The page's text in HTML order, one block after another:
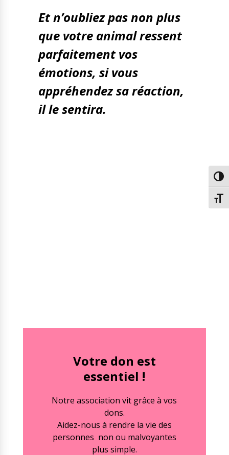
Et n’oubliez pas non plus
que votre animal ressent
parfaitement vos
émotions, si vous
appréhendez sa réaction,
il le sentira.
Votre don est
essentiel !
Notre association vit grâce à vos
dons.
Aidez-nous à rendre la vie des
personnes non ou malvoyantes
plus simple.